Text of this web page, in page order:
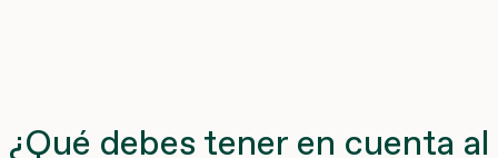
¿Qué debes tener en cuenta al